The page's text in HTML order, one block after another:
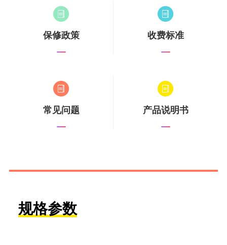
保修政策 收费标准
常见问题 产品说明书
规格参数